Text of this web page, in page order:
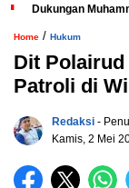
Dukungan
Home / Hukum
Dit
Patroli di
Redaksi -
Kamis, 2 Mei